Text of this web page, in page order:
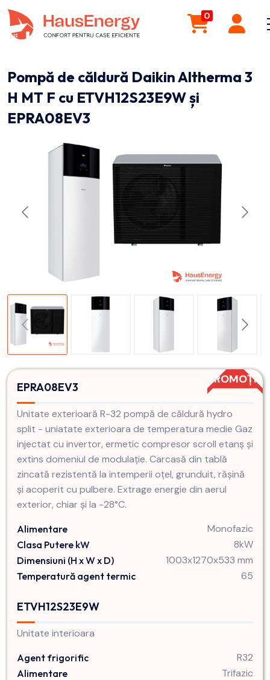
0
Pompă de căldură Daikin Altherma 3
H MT F cu ETVH12S23E9W și
EPRA08EV3
PROMOȚIE
EPRA08EV3
Unitate exterioară R-32 pompă de căldură hydro
split - uniatate exterioara de temperatura medie Gaz
injectat cu invertor, ermetic compresor scroll etanș și
extins domeniul de modulație. Carcasă din tablă
zincată rezistentă la intemperii oțel, grunduit, rășină
și acoperit cu pulbere. Extrage energie din aerul
exterior, chiar și la -28°C.
Alimentare Monofazic
Clasa Putere kW 8kW
Dimensiuni (H x W x D) 1003x1270x533 mm
Temperatură agent termic 65
ETVH12S23E9W
Unitate interioara
Agent frigorific R32
Alimentare Trifazic